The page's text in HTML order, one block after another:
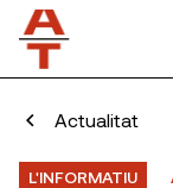
Actualitat
L'INFORMATIU